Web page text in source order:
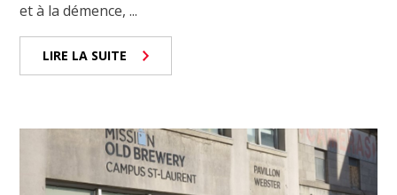
et à la démence, ...
LIRE LA SUITE